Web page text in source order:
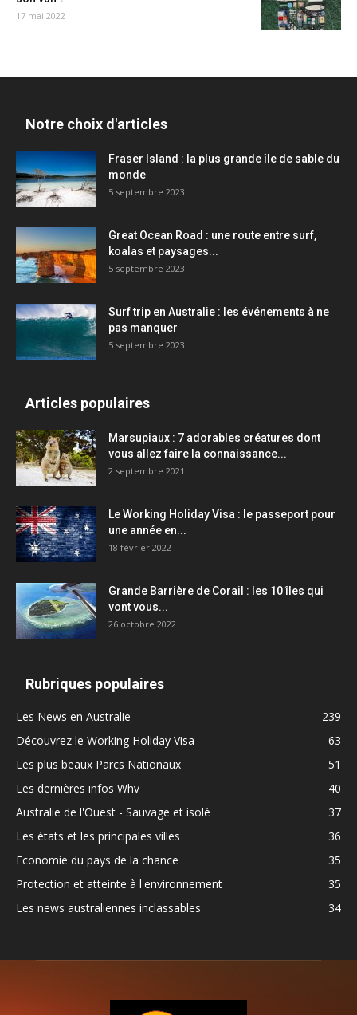
17 mai 2022
Notre choix d'articles
Fraser Island : la plus grande île de sable du
monde
5 septembre 2023
Great Ocean Road : une route entre surf,
koalas et paysages...
5 septembre 2023
Surf trip en Australie : les événements à ne
pas manquer
5 septembre 2023
Articles populaires
Marsupiaux : 7 adorables créatures dont
vous allez faire la connaissance...
2 septembre 2021
Le Working Holiday Visa : le passeport pour
une année en...
18 février 2022
Grande Barrière de Corail : les 10 îles qui
vont vous...
26 octobre 2022
Rubriques populaires
Les News en Australie
239
Découvrez le Working Holiday Visa
63
Les plus beaux Parcs Nationaux
51
Les dernières infos Whv
40
Australie de l'Ouest - Sauvage et isolé
37
Les états et les principales villes
36
Economie du pays de la chance
35
Protection et atteinte à l'environnement
35
Les news australiennes inclassables
34